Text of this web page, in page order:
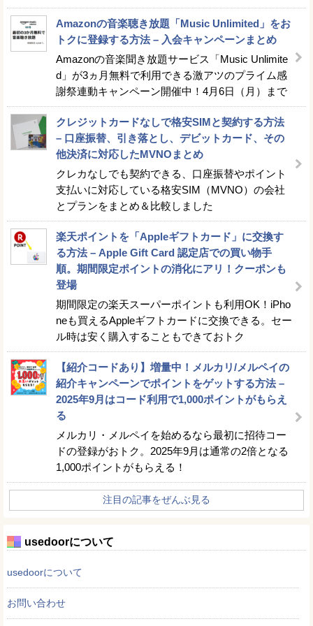
Amazonの音楽聴き放題「Music Unlimited」をお
トクに登録する方法 – 入会キャンペーンまとめ
Amazonの音楽聞き放題サービス「Music Unlimite
d」が3ヵ月無料で利用できる激アツのプライム感
謝祭連動キャンペーン開催中！4月6日（月）まで
クレジットカードなしで格安SIMと契約する方法
– 口座振替、引き落とし、デビットカード、その
他決済に対応したMVNOまとめ
クレカなしでも契約できる、口座振替やポイント
支払いに対応している格安SIM（MVNO）の会社
とプランをまとめ＆比較しました
楽天ポイントを「Appleギフトカード」に交換す
る方法 – Apple Gift Card 認定店での買い物手
順。期間限定ポイントの消化にアリ！クーポンも
登場
期間限定の楽天スーパーポイントも利用OK！iPho
neも買えるAppleギフトカードに交換できる。セー
ル時は安く購入することもできておトク
【紹介コードあり】増量中！メルカリ/メルペイの
紹介キャンペーンでポイントをゲットする方法 –
2025年9月はコード利用で1,000ポイントがもらえ
る
メルカリ・メルペイを始めるなら最初に招待コー
ドの登録がおトク。2025年9月は通常の2倍となる
1,000ポイントがもらえる！
注目の記事をぜんぶ見る
usedoorについて
usedoorについて
お問い合わせ